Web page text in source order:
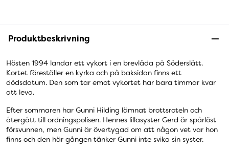
Produktbeskrivning
Hösten 1994 landar ett vykort i en brevlåda på Söderslätt.
Kortet föreställer en kyrka och på baksidan finns ett
dödsdatum. Den som tar emot vykortet har bara timmar kvar
att leva.
Efter sommaren har Gunni Hilding lämnat brottsroteln och
återgått till ordningspolisen. Hennes lillasyster Gerd är spårlöst
försvunnen, men Gunni är övertygad om att någon vet var hon
finns och den här gången tänker Gunni inte svika sin syster.